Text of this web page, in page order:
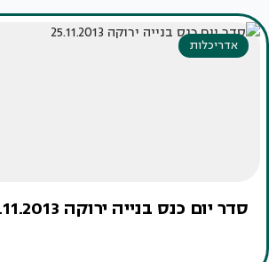
אדריכלות
סדר יום כנס בנייה ירוקה 25.11.2013